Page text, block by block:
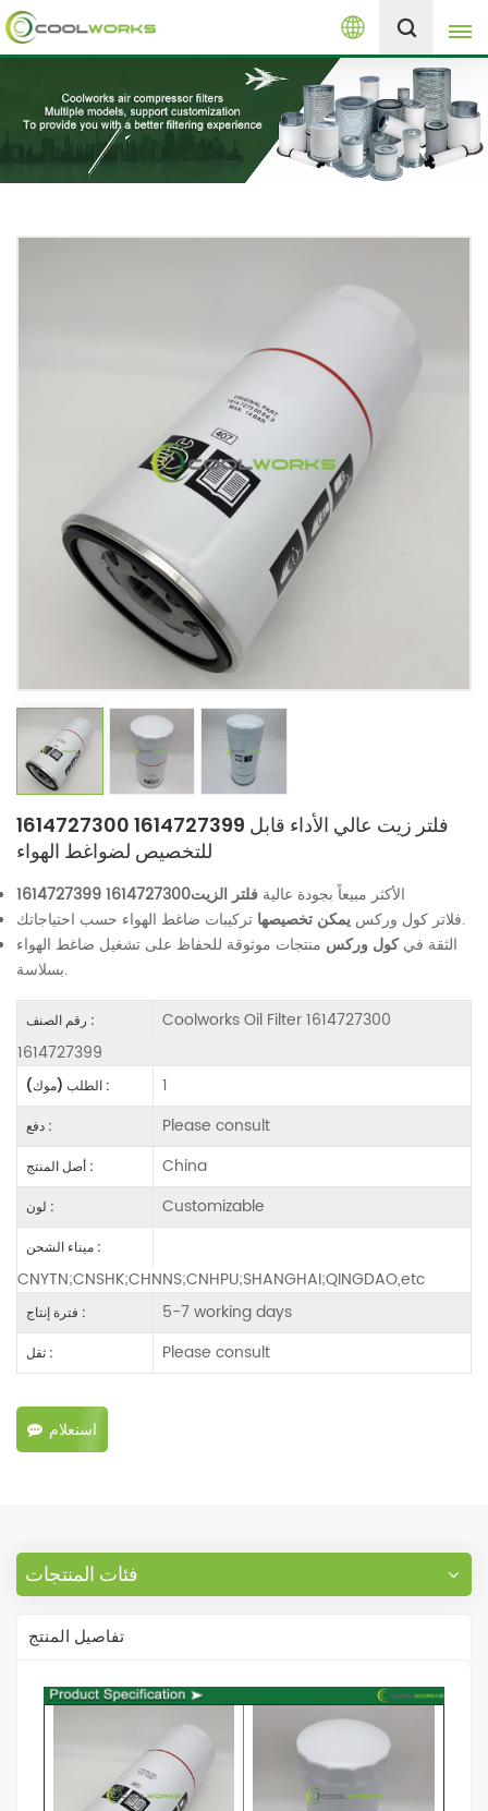
العربية
English
español
العربية
+8613525046291
1614727300 1614727399 فلتر زيت عالي الأداء قابل
للتخصيص لضواغط الهواء
الأكثر مبيعاً بجودة عالية فلتر الزيت1614727300 1614727399
فلاتر كول وركس يمكن تخصيصها
تركيبات ضاغط الهواء حسب احتياجاتك.
الثقة فيكول وركس منتجات موثوقة للحفاظ على تشغيل ضاغط الهواء
بسلاسة.
رقم الصنف :
Coolworks Oil Filter 1614727300
1614727399
الطلب (موك) : 1
دفع : Please consult
أصل المنتج : China
لون : Customizable
ميناء الشحن :
CNYTN;CNSHK;CHNNS;CNHPU;SHANGHAI;QINGDAO,etc
فترة إنتاج : 5-7 working days
ثقل : Please consult
استعلام
فئات المنتجات
تفاصيل المنتج